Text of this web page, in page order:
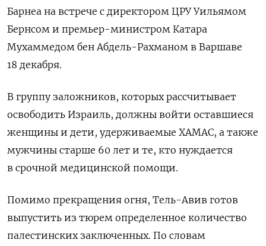
Барнеа на встрече с директором ЦРУ Уильямом
Бернсом и премьер-министром Катара
Мухаммедом бен Абдель-Рахманом в Варшаве
18 декабря.
В группу заложников, которых рассчитывает
освободить Израиль, должны войти оставшиеся
женщины и дети, удерживаемые ХАМАС, а также
мужчины старше 60 лет и те, кто нуждается
в срочной медицинской помощи.
Помимо прекращения огня, Тель-Авив готов
выпустить из тюрем определенное количество
палестинских заключенных. По словам